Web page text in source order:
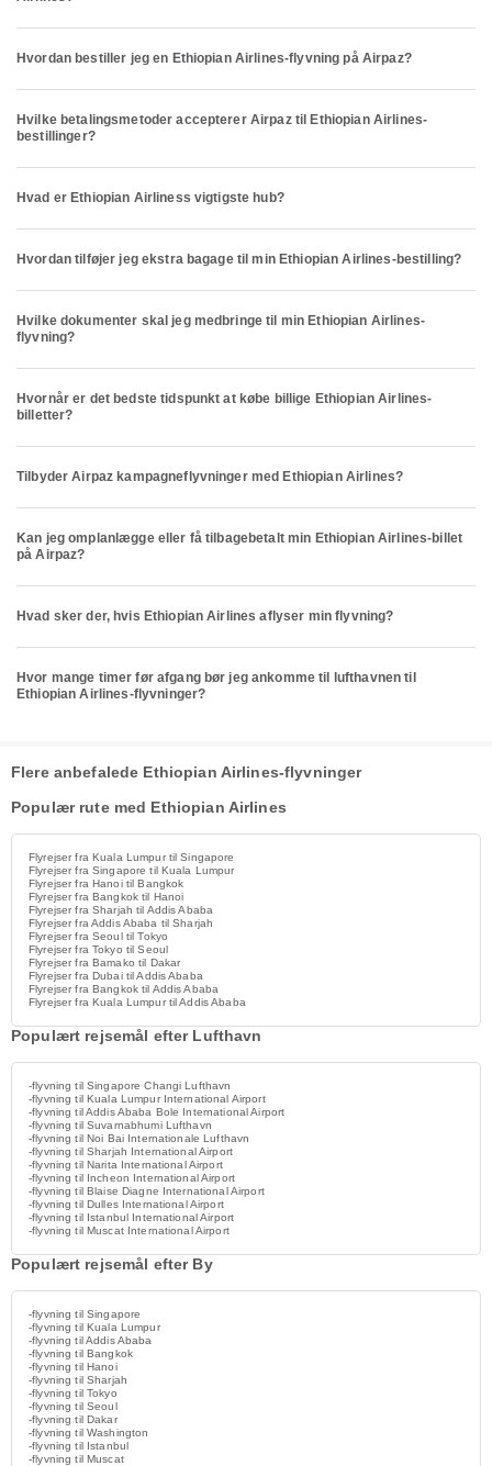
Hvordan bestiller jeg en Ethiopian Airlines-flyvning på Airpaz?
Hvilke betalingsmetoder accepterer Airpaz til Ethiopian Airlines-
bestillinger?
Hvad er Ethiopian Airliness vigtigste hub?
Hvordan tilføjer jeg ekstra bagage til min Ethiopian Airlines-bestilling?
Hvilke dokumenter skal jeg medbringe til min Ethiopian Airlines-
flyvning?
Hvornår er det bedste tidspunkt at købe billige Ethiopian Airlines-
billetter?
Tilbyder Airpaz kampagneflyvninger med Ethiopian Airlines?
Kan jeg omplanlægge eller få tilbagebetalt min Ethiopian Airlines-billet
på Airpaz?
Hvad sker der, hvis Ethiopian Airlines aflyser min flyvning?
Hvor mange timer før afgang bør jeg ankomme til lufthavnen til
Ethiopian Airlines-flyvninger?
Flere anbefalede Ethiopian Airlines-flyvninger
Populær rute med Ethiopian Airlines
Flyrejser fra Kuala Lumpur til Singapore
Flyrejser fra Singapore til Kuala Lumpur
Flyrejser fra Hanoi til Bangkok
Flyrejser fra Bangkok til Hanoi
Flyrejser fra Sharjah til Addis Ababa
Flyrejser fra Addis Ababa til Sharjah
Flyrejser fra Seoul til Tokyo
Flyrejser fra Tokyo til Seoul
Flyrejser fra Bamako til Dakar
Flyrejser fra Dubai til Addis Ababa
Flyrejser fra Bangkok til Addis Ababa
Flyrejser fra Kuala Lumpur til Addis Ababa
Populært rejsemål efter Lufthavn
-flyvning til Singapore Changi Lufthavn
-flyvning til Kuala Lumpur International Airport
-flyvning til Addis Ababa Bole International Airport
-flyvning til Suvarnabhumi Lufthavn
-flyvning til Noi Bai Internationale Lufthavn
-flyvning til Sharjah International Airport
-flyvning til Narita International Airport
-flyvning til Incheon International Airport
-flyvning til Blaise Diagne International Airport
-flyvning til Dulles International Airport
-flyvning til Istanbul International Airport
-flyvning til Muscat International Airport
Populært rejsemål efter By
-flyvning til Singapore
-flyvning til Kuala Lumpur
-flyvning til Addis Ababa
-flyvning til Bangkok
-flyvning til Hanoi
-flyvning til Sharjah
-flyvning til Tokyo
-flyvning til Seoul
-flyvning til Dakar
-flyvning til Washington
-flyvning til Istanbul
-flyvning til Muscat